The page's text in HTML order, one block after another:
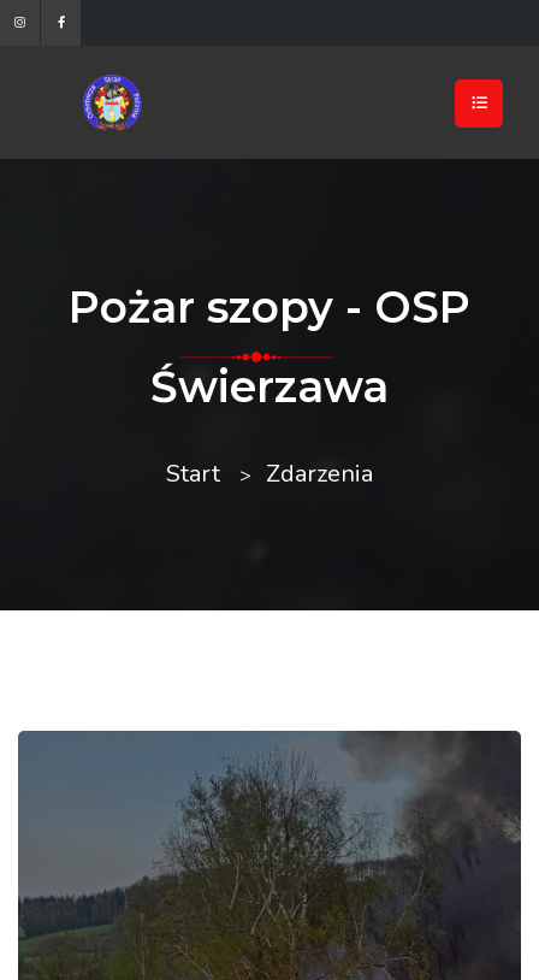
Pożar szopy - OSP
Świerzawa
Start Zdarzenia